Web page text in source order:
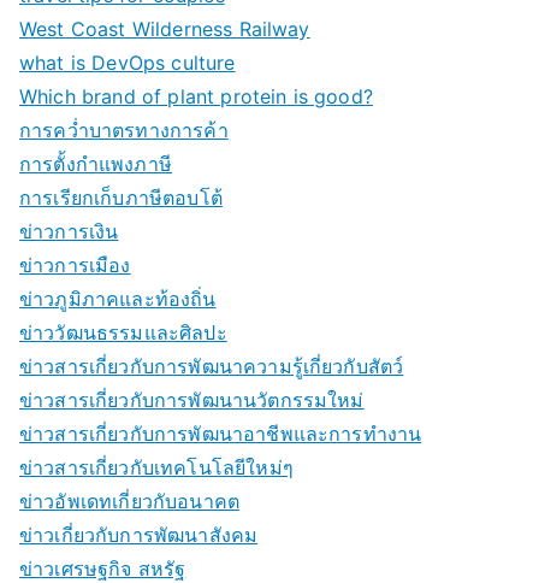
West Coast Wilderness Railway
what is DevOps culture
Which brand of plant protein is good?
การคว่ำบาตรทางการค้า
การตั้งกำแพงภาษี
การเรียกเก็บภาษีตอบโต้
ข่าวการเงิน
ข่าวการเมือง
ข่าวภูมิภาคและท้องถิ่น
ข่าววัฒนธรรมและศิลปะ
ข่าวสารเกี่ยวกับการพัฒนาความรู้เกี่ยวกับสัตว์
ข่าวสารเกี่ยวกับการพัฒนานวัตกรรมใหม่
ข่าวสารเกี่ยวกับการพัฒนาอาชีพและการทำงาน
ข่าวสารเกี่ยวกับเทคโนโลยีใหม่ๆ
ข่าวอัพเดทเกี่ยวกับอนาคต
ข่าวเกี่ยวกับการพัฒนาสังคม
ข่าวเศรษฐกิจ สหรัฐ